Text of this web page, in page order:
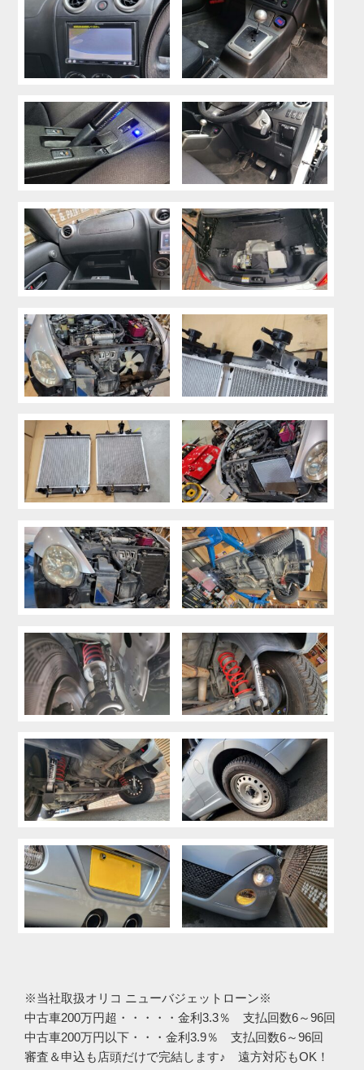
※当社取扱オリコ ニューバジェットローン※
中古車200万円超・・・・・金利3.3％ 支払回数6～96回
中古車200万円以下・・・金利3.9％ 支払回数6～96回
審査＆申込も店頭だけで完結します♪ 遠方対応もOK！